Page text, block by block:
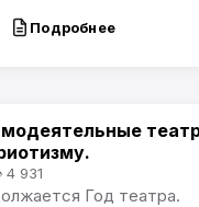
Подробнее
931
Год театра.